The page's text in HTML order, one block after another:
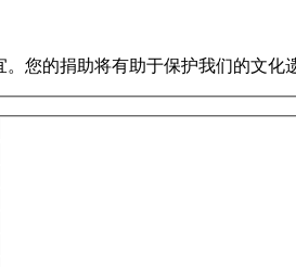
您的捐助将有助于保护我们的文化